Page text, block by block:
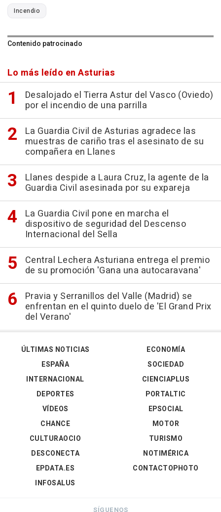
Incendio
Contenido patrocinado
Lo más leído en Asturias
Desalojado el Tierra Astur del Vasco (Oviedo)
por el incendio de una parrilla
La Guardia Civil de Asturias agradece las
muestras de cariño tras el asesinato de su
compañera en Llanes
Llanes despide a Laura Cruz, la agente de la
Guardia Civil asesinada por su expareja
La Guardia Civil pone en marcha el
dispositivo de seguridad del Descenso
Internacional del Sella
Central Lechera Asturiana entrega el premio
de su promoción 'Gana una autocaravana'
Pravia y Serranillos del Valle (Madrid) se
enfrentan en el quinto duelo de 'El Grand Prix
del Verano'
ÚLTIMAS NOTICIAS
ESPAÑA
INTERNACIONAL
DEPORTES
VÍDEOS
ECONOMÍA
SOCIEDAD
CIENCIAPLUS
PORTALTIC
EPSOCIAL
CHANCE
CULTURAOCIO
DESCONECTA
EPDATA.ES
INFOSALUS
MOTOR
TURISMO
NOTIMÉRICA
CONTACTOPHOTO
SÍGUENOS